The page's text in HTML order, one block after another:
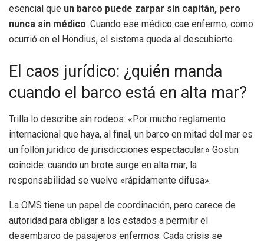
esencial que un barco puede zarpar sin capitán, pero
nunca sin médico. Cuando ese médico cae enfermo, como
ocurrió en el Hondius, el sistema queda al descubierto.
El caos jurídico: ¿quién manda
cuando el barco está en alta mar?
Trilla lo describe sin rodeos: «Por mucho reglamento
internacional que haya, al final, un barco en mitad del mar es
un follón jurídico de jurisdicciones espectacular.» Gostin
coincide: cuando un brote surge en alta mar, la
responsabilidad se vuelve «rápidamente difusa».
La OMS tiene un papel de coordinación, pero carece de
autoridad para obligar a los estados a permitir el
desembarco de pasajeros enfermos. Cada crisis se